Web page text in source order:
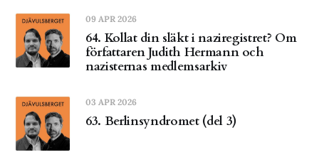
09 APR 2026
64. Kollat din släkt i naziregistret? Om
författaren Judith Hermann och
nazisternas medlemsarkiv
03 APR 2026
63. Berlinsyndromet (del 3)